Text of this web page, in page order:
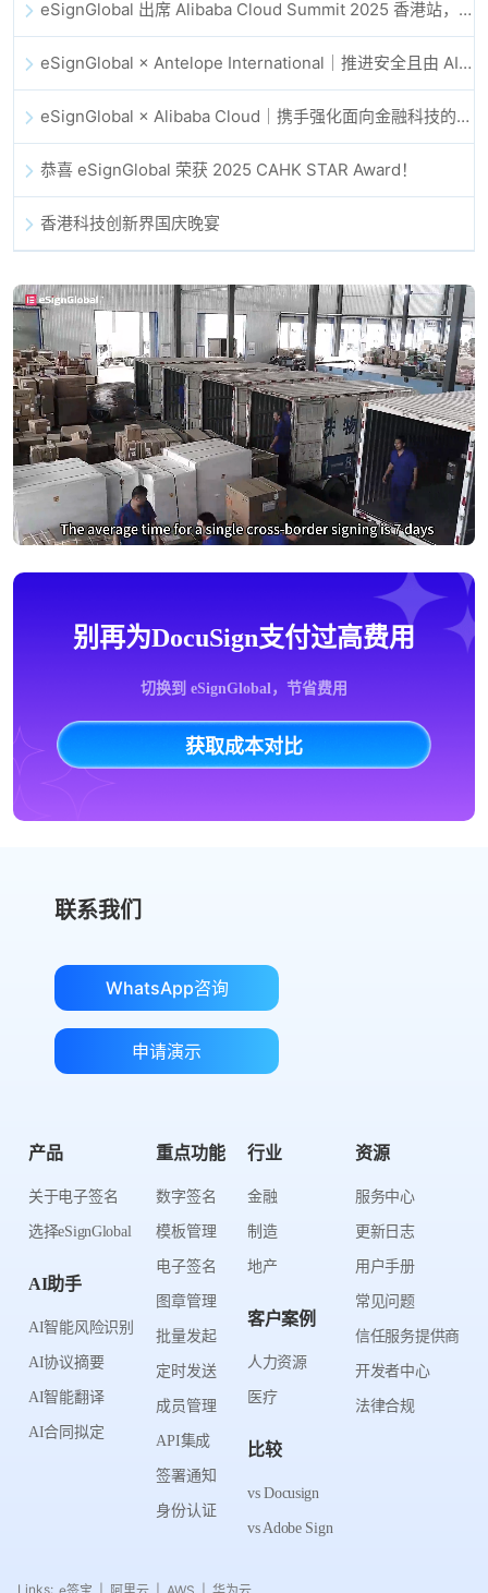
eSignGlobal 出席 Alibaba Cloud Summit 2025 香港站，共同探讨 AI 驱动的云创新与数字信任未来
eSignGlobal × Antelope International｜推进安全且由 AI 驱动的数字化工作流
eSignGlobal × Alibaba Cloud｜携手强化面向金融科技的全球数字信任
恭喜 eSignGlobal 荣获 2025 CAHK STAR Award！
香港科技创新界国庆晚宴
别再为DocuSign支付过高费用
切换到 eSignGlobal，节省费用
获取成本对比
联系我们
WhatsApp咨询
申请演示
产品
关于电子签名
选择eSignGlobal
AI助手
AI智能风险识别
AI协议摘要
AI智能翻译
AI合同拟定
重点功能
数字签名
模板管理
电子签名
图章管理
批量发起
定时发送
成员管理
API集成
签署通知
身份认证
行业
金融
制造
地产
客户案例
人力资源
医疗
比较
vs Docusign
vs Adobe Sign
资源
服务中心
更新日志
用户手册
常见问题
信任服务提供商
开发者中心
法律合规
Links: